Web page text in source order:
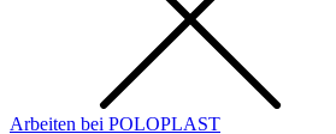
Arbeiten bei POLOPLAST